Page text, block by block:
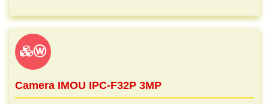
ⓦ
Camera IMOU IPC-F32P 3MP